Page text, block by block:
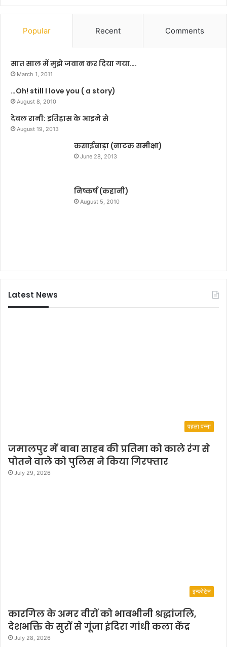
से
नी
का
ल
का
Popular Recent Comments
सात साल में मुझे जवान कर दिया गया….
March 1, 2011
…Oh! still I love you ( a story)
August 8, 2010
देवल रानी: इतिहास के आइने से
August 19, 2013
कसाईबाड़ा (नाटक समीक्षा)
June 28, 2013
निष्कर्ष (कहानी)
August 5, 2010
Latest News
पहला पन्ना
जमालपुर में बाबा साहब की प्रतिमा को काले रंग से
पोतने वाले को पुलिस ने किया गिरफ्तार
July 29, 2026
इन्फोटेन
कारगिल के अमर वीरों को भावभीनी श्रद्धांजलि,
देशभक्ति के सुरों से गूंजा इंदिरा गांधी कला केंद्र
July 28, 2026